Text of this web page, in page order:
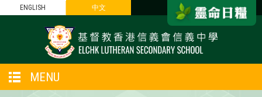
ENGLISH 中文
MENU